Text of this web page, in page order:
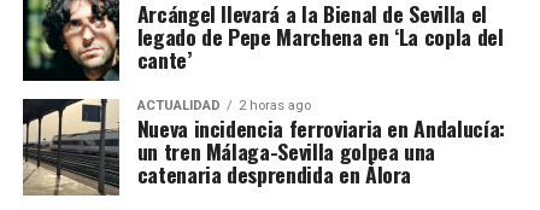
investigadores aseguran haber descubierto una
arquitectura empresarial mucho más compleja. El
entramado estaría compuesto por más de treinta
sociedades, cada una con una función determinada,
además de una estructura empresarial paralela que
habría servido para canalizar fondos procedentes de
la actividad presuntamente delictiva.
Caro al toque.
Jesús Heredia ha puesto en valor el trabajo
cartel del festival, destacando que “ponemos mucho
trabajo, mimo y cariño en traer estos carteles cada
año”. Asimismo, ha agradecido el apoyo de la Peña
Arcángel llevará a la Bienal de Sevilla el
legado de Pepe Marchena en ‘La copla del
cante’
ACTUALIDAD 2 horas ago
Nueva incidencia ferroviaria en Andalucía:
un tren Málaga-Sevilla golpea una
catenaria desprendida en Álora